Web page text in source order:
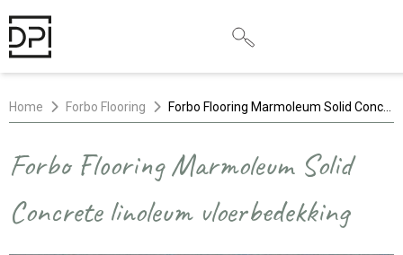
Home Forbo Flooring
Forbo Flooring Marmoleum Solid
Concrete linoleum vloerbedekking